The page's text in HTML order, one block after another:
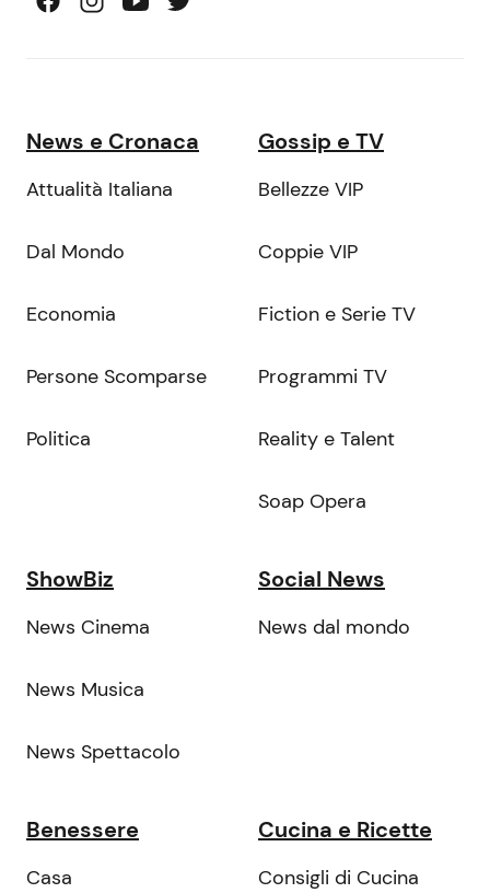
News e Cronaca
Attualità Italiana
Dal Mondo
Economia
Persone Scomparse
Politica
Gossip e TV
Bellezze VIP
Coppie VIP
Fiction e Serie TV
Programmi TV
Reality e Talent
Soap Opera
ShowBiz
News Cinema
News Musica
News Spettacolo
Social News
News dal mondo
Benessere
Casa
Cucina e Ricette
Consigli di Cucina